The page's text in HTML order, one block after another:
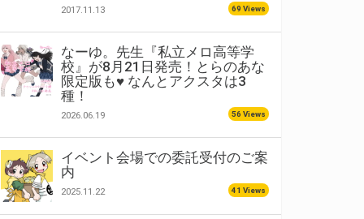
2017.11.13 69 Views
なーゆ。先生『私立メロ高等学
校』が8月21日発売！とらのあな
限定版も♥ なんとアクスタは3
種！
2026.06.19 56 Views
イベント会場での委託受付のご案
内
2025.11.22 41 Views